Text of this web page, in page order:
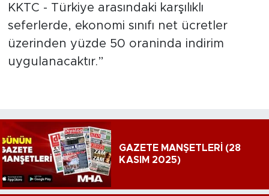
KKTC - Türkiye arasındaki karşılıklı
seferlerde, ekonomi sınıfı net ücretler
üzerinden yüzde 50 oraninda indirim
uygulanacaktır.”
GAZETE MANŞETLERİ (28
KASIM 2025)